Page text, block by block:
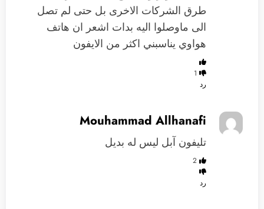
طرق الشركات الاخرى بل حتى لم تصل
الى ماوصلوا اليه بدات اشعر ان هاتف
هواوي يناسبني اكثر من الايفون
1
رد
Mouhammad Allhanafi
تليفون آبل ليس له بديل
2
رد